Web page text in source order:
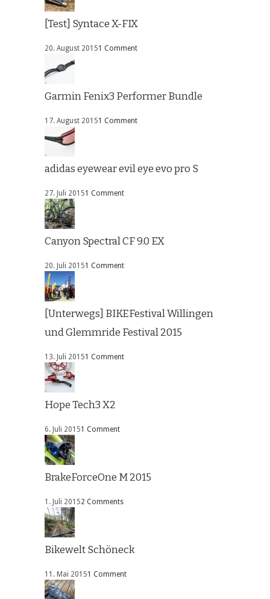
[Test] Syntace X-FIX
20. August 20151 Comment
Garmin Fenix3 Performer Bundle
17. August 20151 Comment
adidas eyewear evil eye evo pro S
27. Juli 20151 Comment
Canyon Spectral CF 9.0 EX
20. Juli 20151 Comment
[Unterwegs] BIKEFestival Willingen
und Glemmride Festival 2015
13. Juli 20151 Comment
Hope Tech3 X2
6. Juli 20151 Comment
BrakeForceOne M 2015
1. Juli 20152 Comments
Bikewelt Schöneck
11. Mai 20151 Comment